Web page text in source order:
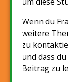
Wenn du
weitere
zu
und dass
Beitrag zu